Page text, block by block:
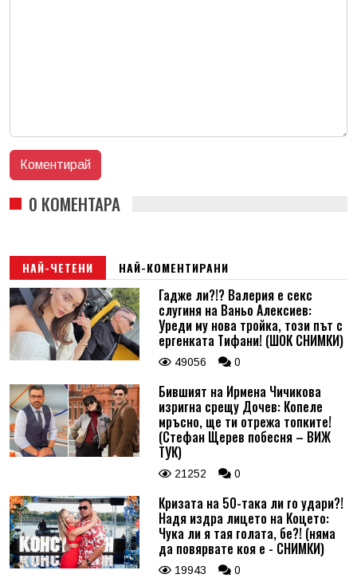
0 КОМЕНТАРА
НАЙ-ЧЕТЕНИ НАЙ-КОМЕНТИРАНИ
Гадже ли?!? Валерия е секс
слугиня на Ваньо Алексиев:
Уреди му нова тройка, този път с
ергенката Тифани! (ШОК СНИМКИ)
49056 0
Бившият на Ирмена Чичикова
изригна срещу Дочев: Копеле
мръсно, ще ти отрежа топките!
(Стефан Щерев побесня – ВИЖ
ТУК)
21252 0
Кризата на 50-така ли го удари?!
Надя издра лицето на Коцето:
Чука ли я тая голата, бе?! (няма
да повярвате коя е - СНИМКИ)
19943 0